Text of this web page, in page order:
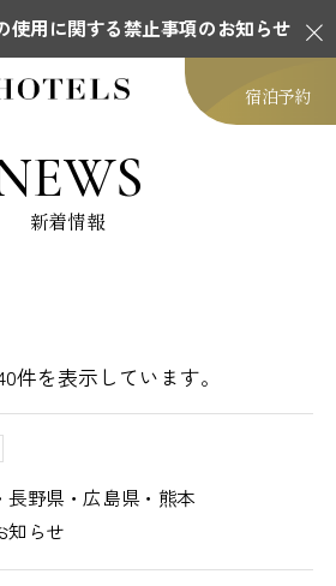
使用に関する禁止事項のお知らせ
宿泊予約
新着情報
を表示しています。
長野県・広島県・熊本
知らせ